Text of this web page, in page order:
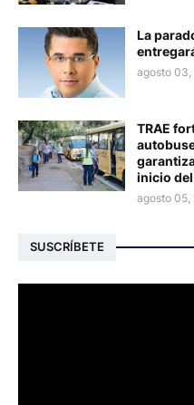
La
agosto 03,
TRAE
inicio
agosto 05,
SUSCRÍBETE